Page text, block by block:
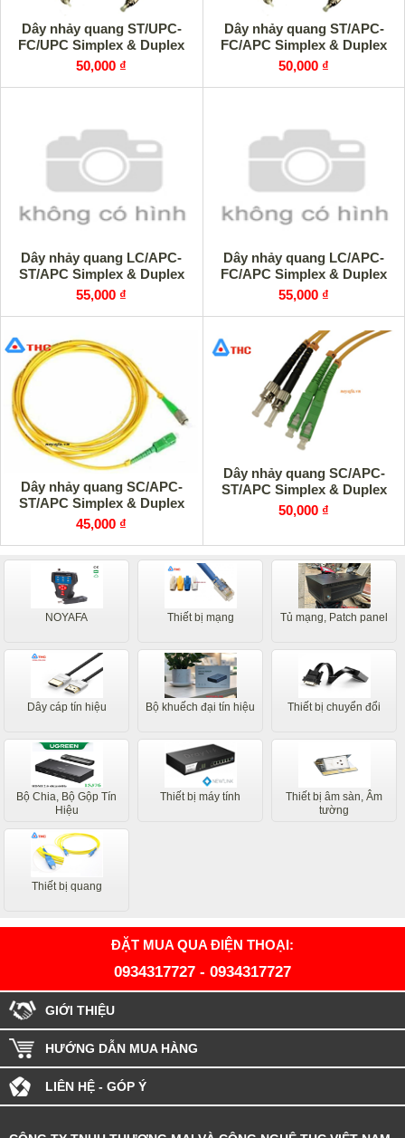
Dây nhảy quang ST/UPC-
FC/UPC Simplex & Duplex
50,000 ₫
Dây nhảy quang ST/APC-
FC/APC Simplex & Duplex
50,000 ₫
Dây nhảy quang LC/APC-
ST/APC Simplex & Duplex
55,000 ₫
Dây nhảy quang LC/APC-
FC/APC Simplex & Duplex
55,000 ₫
Dây nhảy quang SC/APC-
ST/APC Simplex & Duplex
45,000 ₫
Dây nhảy quang SC/APC-
ST/APC Simplex & Duplex
50,000 ₫
NOYAFA Thiết bị mạng Tủ mạng, Patch panel
Dây cáp tín hiệu Bộ khuếch đại tín hiệu Thiết bị chuyển đổi
Bộ Chia, Bộ Gộp Tín
Hiệu
Thiết bị máy tính
Thiết bị âm sàn, Âm
tường
Thiết bị quang
ĐẶT MUA QUA ĐIỆN THOẠI:
0934317727 - 0934317727
GIỚI THIỆU
HƯỚNG DẪN MUA HÀNG
LIÊN HỆ - GÓP Ý